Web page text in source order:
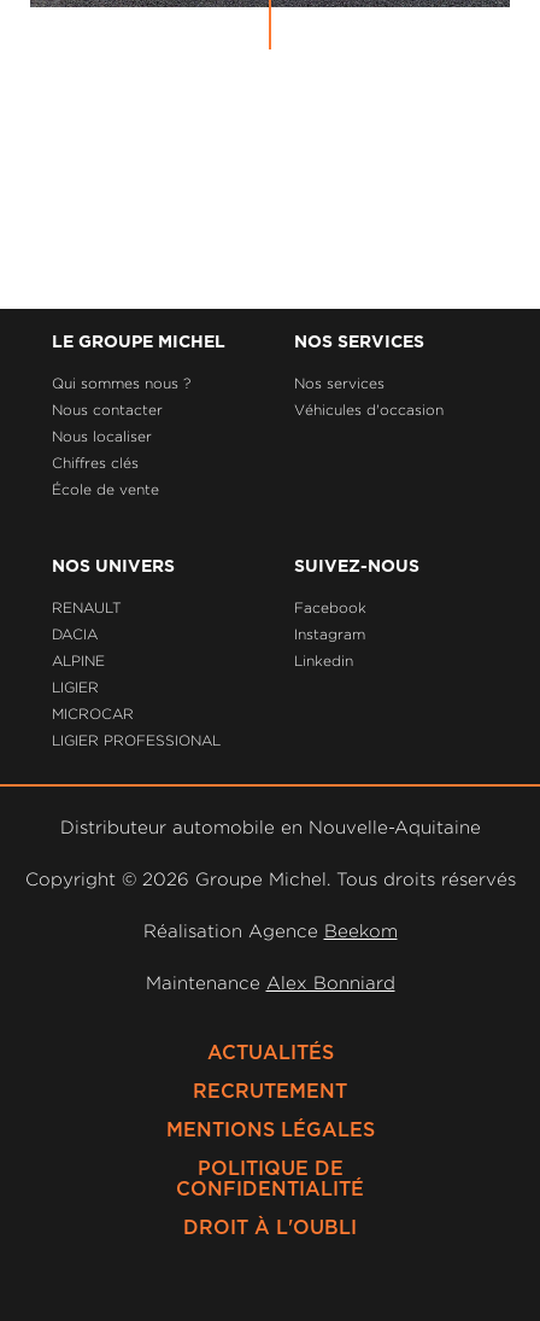
LE GROUPE MICHEL
Qui sommes nous ?
Nous contacter
Nous localiser
Chiffres clés
École de vente
NOS SERVICES
Nos services
Véhicules d'occasion
NOS UNIVERS
RENAULT
DACIA
ALPINE
LIGIER
MICROCAR
LIGIER PROFESSIONAL
SUIVEZ-NOUS
Facebook
Instagram
Linkedin
Distributeur automobile en Nouvelle-Aquitaine
Copyright © 2026 Groupe Michel. Tous droits réservés
Réalisation Agence Beekom
Maintenance Alex Bonniard
ACTUALITÉS
RECRUTEMENT
MENTIONS LÉGALES
POLITIQUE DE
CONFIDENTIALITÉ
DROIT À L'OUBLI